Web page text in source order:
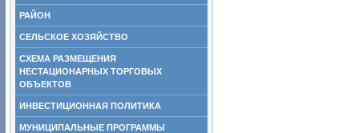
РАЙОН
СЕЛЬСКОЕ ХОЗЯЙСТВО
СХЕМА РАЗМЕЩЕНИЯ
НЕСТАЦИОНАРНЫХ ТОРГОВЫХ
ОБЪЕКТОВ
ИНВЕСТИЦИОННАЯ ПОЛИТИКА
МУНИЦИПАЛЬНЫЕ ПРОГРАММЫ